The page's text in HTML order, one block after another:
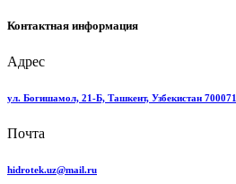
Контактная информация
Адрес
ул. Богишамол, 21-Б, Ташкент, Узбекистан 700071
Почта
hidrotek.uz@mail.ru